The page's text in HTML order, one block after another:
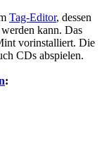
Tag-Editor, dessen
werden kann. Das
vorinstalliert. Die
CDs abspielen.
: